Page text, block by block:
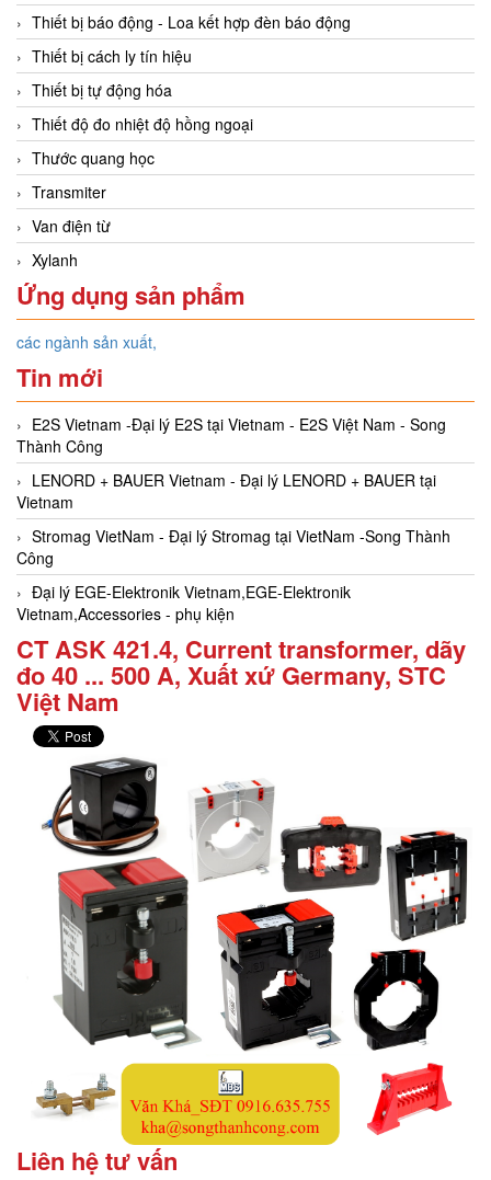
Thiết bị báo động - Loa kết hợp đèn báo động
Thiết bị cách ly tín hiệu
Thiết bị tự động hóa
Thiết độ đo nhiệt độ hồng ngoại
Thước quang học
Transmiter
Van điện từ
Xylanh
Ứng dụng sản phẩm
các ngành sản xuất,
Tin mới
E2S Vietnam -Đại lý E2S tại Vietnam - E2S Việt Nam - Song
Thành Công
LENORD + BAUER Vietnam - Đại lý LENORD + BAUER tại
Vietnam
Stromag VietNam - Đại lý Stromag tại VietNam -Song Thành
Công
Đại lý EGE-Elektronik Vietnam,EGE-Elektronik
Vietnam,Accessories - phụ kiện
CT ASK 421.4, Current transformer, dãy
đo 40 ... 500 A, Xuất xứ Germany, STC
Việt Nam
Liên hệ tư vấn